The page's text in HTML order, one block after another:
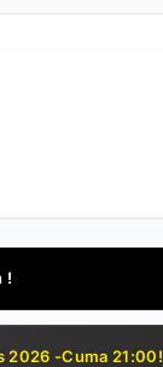
!
2026 -Cuma 21:00!